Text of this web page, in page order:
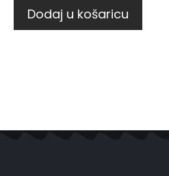
Dodaj u košaricu